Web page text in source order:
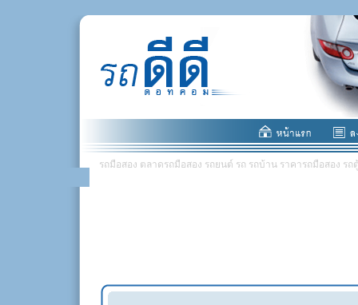
รถมือสอง ตลาดรถมือสอง รถยนต์ รถ รถบ้าน ราคารถมือสอง รถ